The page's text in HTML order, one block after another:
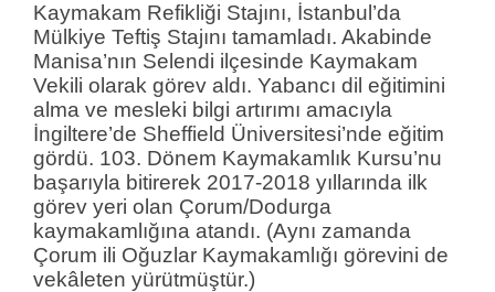
Kaymakam Refikliği Stajını, İstanbul’da
Mülkiye Teftiş Stajını tamamladı. Akabinde
Manisa’nın Selendi ilçesinde Kaymakam
Vekili olarak görev aldı. Yabancı dil eğitimini
alma ve mesleki bilgi artırımı amacıyla
İngiltere’de Sheffield Üniversitesi’nde eğitim
gördü. 103. Dönem Kaymakamlık Kursu’nu
başarıyla bitirerek 2017-2018 yıllarında ilk
görev yeri olan Çorum/Dodurga
kaymakamlığına atandı. (Aynı zamanda
Çorum ili Oğuzlar Kaymakamlığı görevini de
vekâleten yürütmüştür.)